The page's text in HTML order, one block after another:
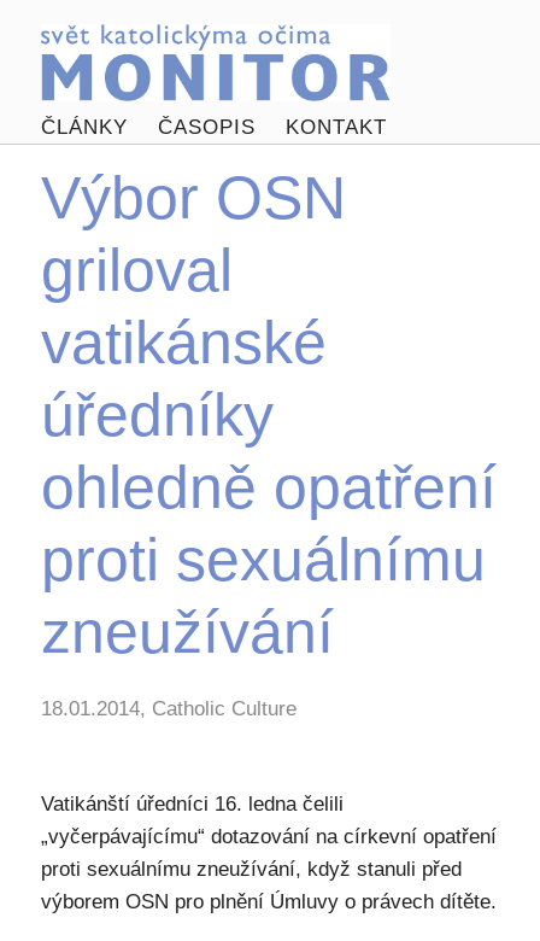
ČLÁNKY ČASOPIS KONTAKT
Výbor OSN
griloval
vatikánské
úředníky
ohledně opatření
proti sexuálnímu
zneužívání
18.01.2014, Catholic Culture
Vatikánští úředníci 16. ledna čelili
„vyčerpávajícímu“ dotazování na církevní opatření
proti sexuálnímu zneužívání, když stanuli před
výborem OSN pro plnění Úmluvy o právech dítěte.